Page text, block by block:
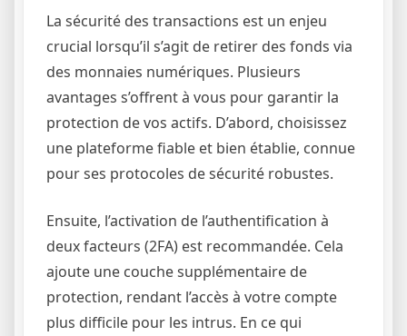
La sécurité des transactions est un enjeu
crucial lorsqu’il s’agit de retirer des fonds via
des monnaies numériques. Plusieurs
avantages s’offrent à vous pour garantir la
protection de vos actifs. D’abord, choisissez
une plateforme fiable et bien établie, connue
pour ses protocoles de sécurité robustes.
Ensuite, l’activation de l’authentification à
deux facteurs (2FA) est recommandée. Cela
ajoute une couche supplémentaire de
protection, rendant l’accès à votre compte
plus difficile pour les intrus. En ce qui